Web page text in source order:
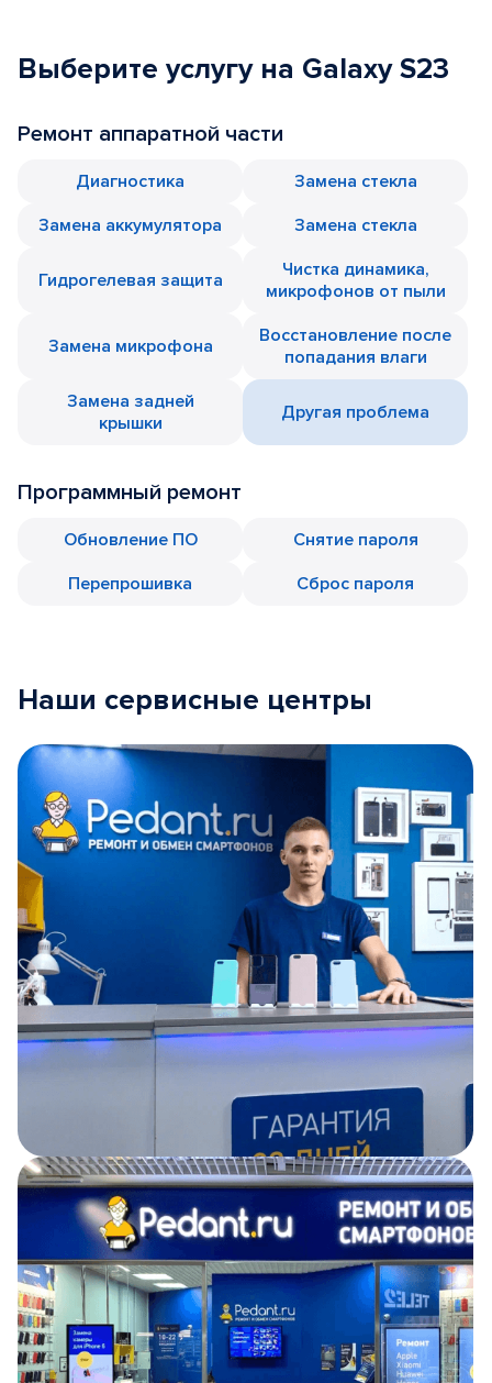
Выберите услугу на Galaxy S23
Ремонт аппаратной части
Диагностика
Замена стекла
Замена аккумулятора
Замена стекла
Гидрогелевая защита
Чистка динамика,
микрофонов от пыли
Замена микрофона
Восстановление после
попадания влаги
Замена задней
крышки
Другая проблема
Программный ремонт
Обновление ПО
Снятие пароля
Перепрошивка
Сброс пароля
Наши сервисные центры